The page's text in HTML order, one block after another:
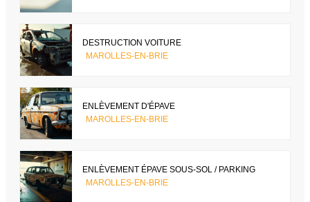
DESTRUCTION VOITURE
MAROLLES-EN-BRIE
ENLÈVEMENT D'ÉPAVE
MAROLLES-EN-BRIE
ENLÈVEMENT ÉPAVE SOUS-SOL / PARKING
MAROLLES-EN-BRIE